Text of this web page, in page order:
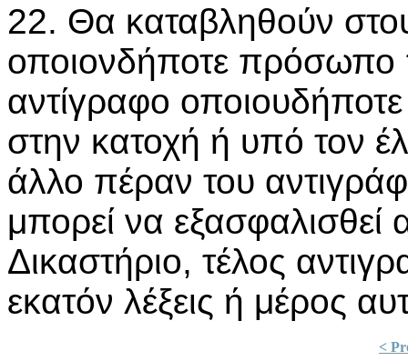
22. Θα καταβληθούν
οποιονδήποτε πρόσωπο
αντίγραφο
στην κατοχή ή υπό τον
άλλο πέραν του
μπορεί να εξασφαλισθεί
Δικαστήριο, τέλος
εκατόν λέξεις ή μέρος
<